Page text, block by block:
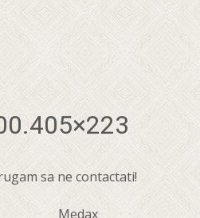
sa ne contactati!
Medax